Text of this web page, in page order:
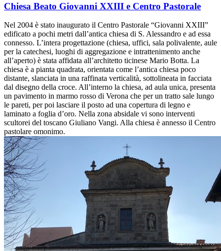
Chiesa Beato Giovanni XXIII e Centro Pastorale
Nel 2004 è stato inaugurato il Centro Pastorale “Giovanni XXIII”
edificato a pochi metri dall’antica chiesa di S. Alessandro e ad essa
connesso. L’intera progettazione (chiesa, uffici, sala polivalente, aule
per la catechesi, luoghi di aggregazione e intrattenimento anche
all’aperto) è stata affidata all’architetto ticinese Mario Botta. La
chiesa è a pianta quadrata, orientata come l’antica chiesa poco
distante, slanciata in una raffinata verticalità, sottolineata in facciata
dal disegno della croce. All’interno la chiesa, ad aula unica, presenta
un pavimento in marmo rosso di Verona che per un tratto sale lungo
le pareti, per poi lasciare il posto ad una copertura di legno e
laminato a foglia d’oro. Nella zona absidale vi sono interventi
scultorei del toscano Giuliano Vangi. Alla chiesa è annesso il Centro
pastolare omonimo.